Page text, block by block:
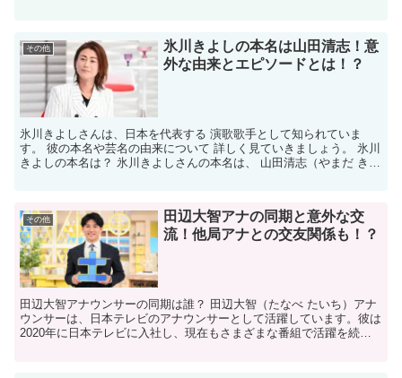
その他
氷川きよしの本名は山田清志！意
外な由来とエピソードとは！？
氷川きよしさんは、日本を代表する 演歌歌手として知られていま
す。 彼の本名や芸名の由来について 詳しく見ていきましょう。 氷川
きよしの本名は？ 氷川きよしさんの本名は、 山田清志（やまだ きよ
その他
田辺大智アナの同期と意外な交
流！他局アナとの交友関係も！？
田辺大智アナウンサーの同期は誰？ 田辺大智（たなべ たいち）アナ
ウンサーは、日本テレビのアナウンサーとして活躍しています。彼は
2020年に日本テレビに入社し、現在もさまざまな番組で活躍を続け